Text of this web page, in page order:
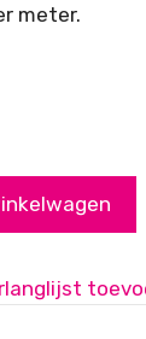
meter.